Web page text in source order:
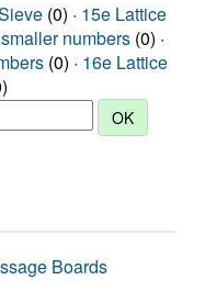
(0) · 15e Lattice
numbers (0) ·
(0) · 16e Lattice
Boards